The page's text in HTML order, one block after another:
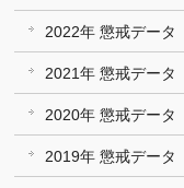
2022年 懲戒データ
2021年 懲戒データ
2020年 懲戒データ
2019年 懲戒データ